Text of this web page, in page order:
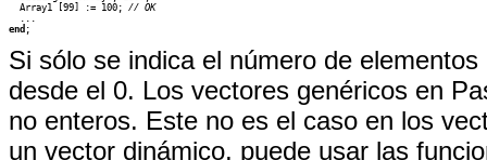
  Array1 [99] := 100;
// OK
end ;
Si sólo se indica el número de
desde el 0. Los vectores genéricos en
no enteros. Este no es el caso en los
un vector dinámico, puede usar las